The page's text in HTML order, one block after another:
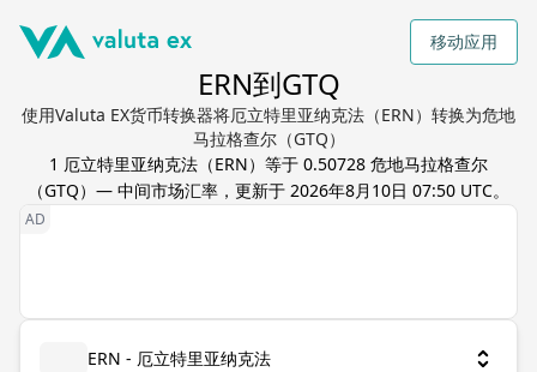
移动应用
ERN到GTQ
使用Valuta EX货币转换器将厄立特里亚纳克法（ERN）转换为危地
马拉格查尔（GTQ）
1 厄立特里亚纳克法 （ERN）等于 0.50728 危地马拉格查尔
（GTQ）— 中间市场汇率，更新于 2026年8月10日 07:50 UTC。
ERN - 厄立特里亚纳克法